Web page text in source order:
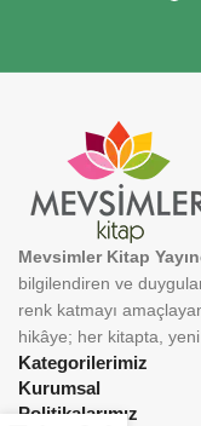
Kategorilerimiz
Kurumsal
Politikalarımız
Mevsimler Kitap
bilgilendiren ve
renk katmayı
hikâye; her kitapta,